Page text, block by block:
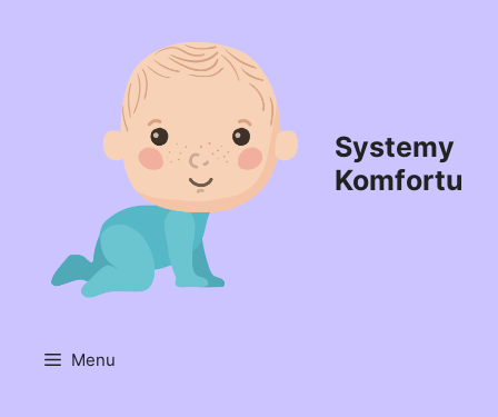
Systemy
Komfortu
Menu